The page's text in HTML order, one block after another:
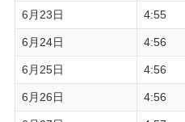
6月23日 4:55
6月24日 4:56
6月25日 4:56
6月26日 4:56